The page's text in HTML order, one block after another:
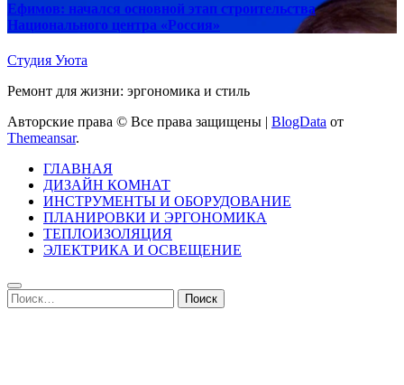
Ефимов: начался основной этап строительства
Национального центра «Россия»
Студия Уюта
Ремонт для жизни: эргономика и стиль
Авторские права © Все права защищены | BlogData от
Themeansar.
ГЛАВНАЯ
ДИЗАЙН КОМНАТ
ИНСТРУМЕНТЫ И ОБОРУДОВАНИЕ
ПЛАНИРОВКИ И ЭРГОНОМИКА
ТЕПЛОИЗОЛЯЦИЯ
ЭЛЕКТРИКА И ОСВЕЩЕНИЕ
Найти: